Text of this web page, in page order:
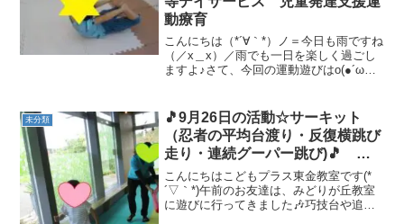
動療育
こんにちは（*´∀｀*）ノ＝今日も雨ですね
（／x＿x）／雨でも一日を楽しく過ごし
ますよ♪さて、今回の運動遊びはo(●´ω｀
の挑戦でしたがうまく、仰け反り、１分
間も...
未分類
🎵9月26日の活動☆サーキット
（忍者の平均台渡り・反復横跳び
走り・連続グーパー跳び)🎵 東
金市 山武市 九十九里町 放課
後等デイサービス 児童発達支
援 運動療育 教室見学
こんにちはこどもプラス東金教室です(*
´▽｀*)午前のお友達は、みどりが丘教室
に遊びに行ってきました🎶巧技台や追い